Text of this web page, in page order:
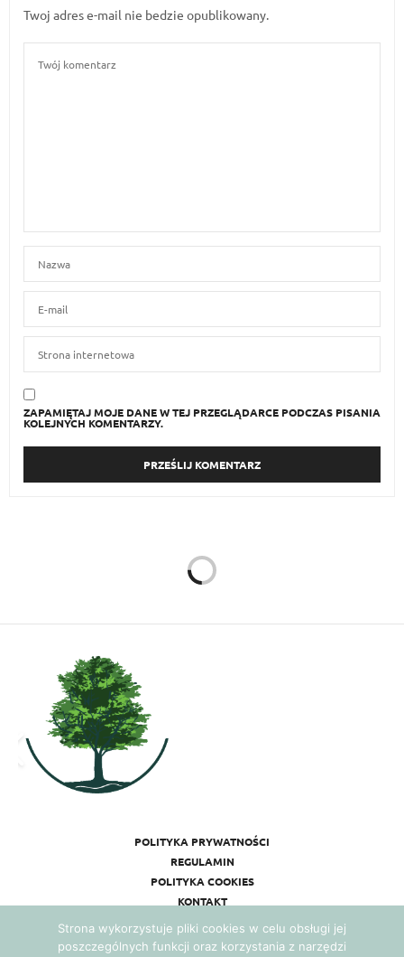
Twoj adres e-mail nie bedzie opublikowany.
ZAPAMIĘTAJ MOJE DANE W TEJ PRZEGLĄDARCE PODCZAS PISANIA
KOLEJNYCH KOMENTARZY.
Koncert promocyjny:
Katarzyna Żak "Bardzo
przyjemnie jest żyć!"
ANNA WĘGRZYN
Humor, nostalgia i marzenia. Oraz oczywiście radość
życia. To słowa, które najlepiej określają charakter
najnowszej płyty Katarzyny Żak.
Premiera albumu „Bardzo przyjemnie jest żyć”
Strona wykorzystuje pliki cookies w celu obsługi jej
poszczególnych funkcji oraz korzystania z narzędzi